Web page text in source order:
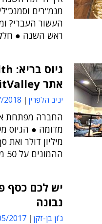
מנמ"רים
העשור העברי?
ראש השנה ●
אתר ExitValley
יניב הלפרין 13:07
החברה מפתחת
מיליון דולר ואת
ההמונים על 50 מיליון
יש לכם כסף
נבונה
ג'ון בן-זקן 17:55